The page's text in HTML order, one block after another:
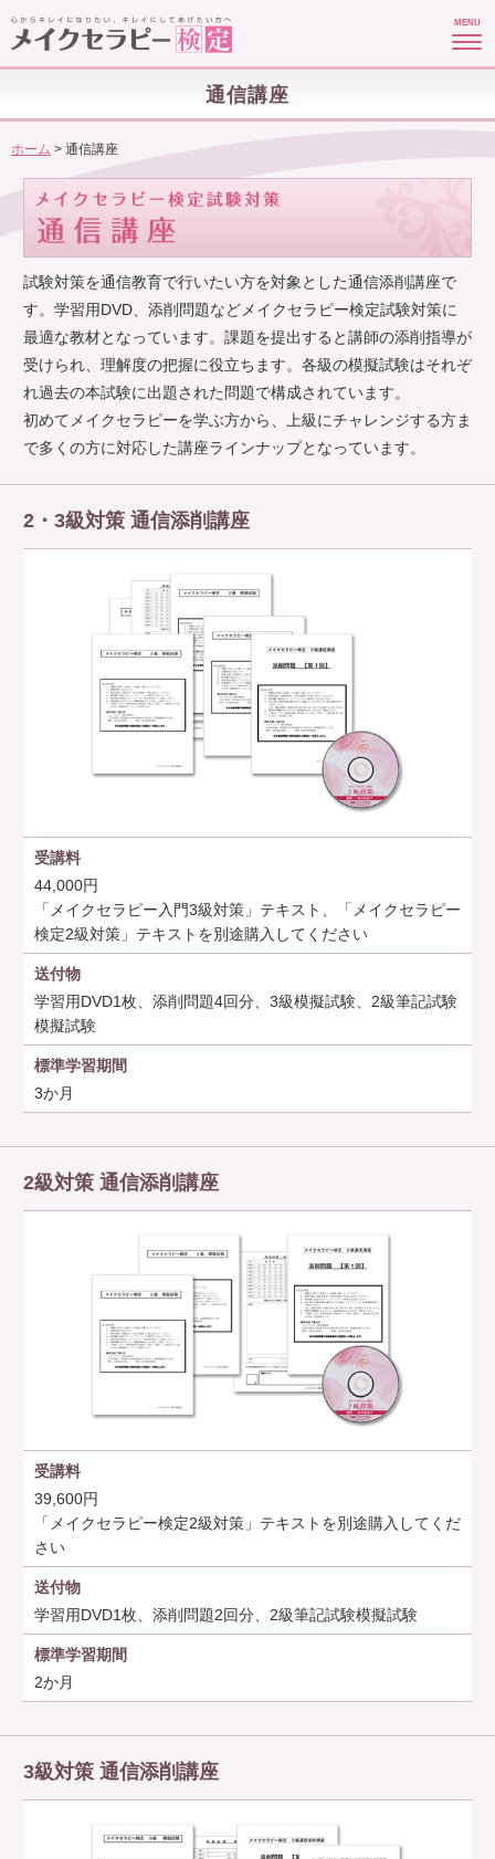
MENU
通信講座
ホーム > 通信講座
試験対策を通信教育で行いたい方を対象とした通信添削講座で
す。学習用DVD、添削問題などメイクセラピー検定試験対策に
最適な教材となっています。課題を提出すると講師の添削指導が
受けられ、理解度の把握に役立ちます。各級の模擬試験はそれぞ
れ過去の本試験に出題された問題で構成されています。
初めてメイクセラピーを学ぶ方から、上級にチャレンジする方ま
で多くの方に対応した講座ラインナップとなっています。
2・3級対策 通信添削講座
受講料
44,000円
「メイクセラピー入門3級対策」テキスト、「メイクセラピー
検定2級対策」テキストを別途購入してください
送付物
学習用DVD1枚、添削問題4回分、3級模擬試験、2級筆記試験
模擬試験
標準学習期間
3か月
2級対策 通信添削講座
受講料
39,600円
「メイクセラピー検定2級対策」テキストを別途購入してくだ
さい
送付物
学習用DVD1枚、添削問題2回分、2級筆記試験模擬試験
標準学習期間
2か月
3級対策 通信添削講座